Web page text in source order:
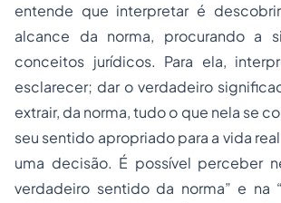
entende que interpretar é
alcance da norma, procurando a
conceitos jurídicos. Para ela,
esclarecer; dar o verdadeiro
extrair, da norma, tudo o que nela se
seu sentido apropriado para a vida
uma decisão. É possível perceber
verdadeiro sentido da norma” e na